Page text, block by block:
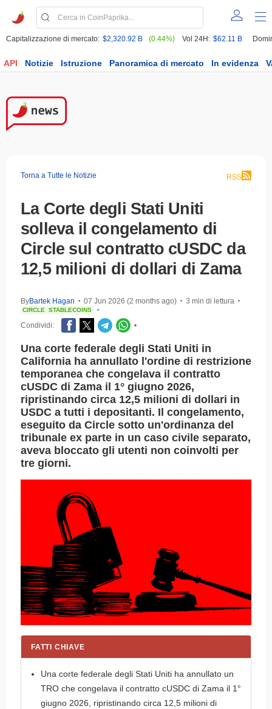
Capitalizzazione di mercato: $2,320.92 B (0.44%) Vol 24H: $62.11 B
API Notizie Istruzione Panoramica di mercato In evidenza
Torna a Tutte le Notizie RSS
La Corte degli Stati Uniti
solleva il congelamento di
Circle sul contratto cUSDC da
12,5 milioni di dollari di Zama
ByBartek Hagan • 07 Jun 2026 (2 months ago) • 3 min di lettura •
CIRCLE STABLECOINS •
Condividi: •
Una corte federale degli Stati Uniti in
California ha annullato l'ordine di restrizione
temporanea che congelava il contratto
cUSDC di Zama il 1° giugno 2026,
ripristinando circa 12,5 milioni di dollari in
USDC a tutti i depositanti. Il congelamento,
eseguito da Circle sotto un'ordinanza del
tribunale ex parte in un caso civile separato,
aveva bloccato gli utenti non coinvolti per
tre giorni.
FATTI CHIAVE
Una corte federale degli Stati Uniti ha annullato un
TRO che congelava il contratto cUSDC di Zama il 1°
giugno 2026, ripristinando circa 12,5 milioni di